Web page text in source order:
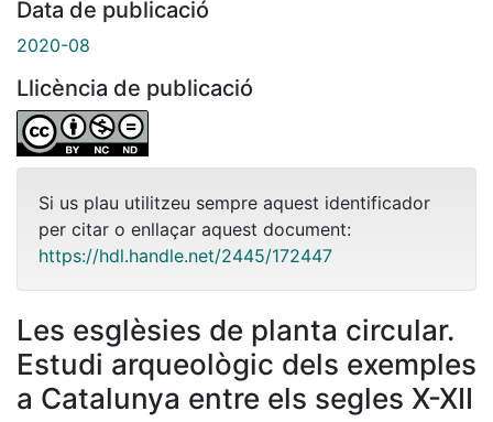
Data de publicació
2020-08
Llicència de publicació
Si us plau utilitzeu sempre aquest identificador
per citar o enllaçar aquest document:
https://hdl.handle.net/2445/172447
Les esglèsies de planta circular.
Estudi arqueològic dels exemples
a Catalunya entre els segles X-XII